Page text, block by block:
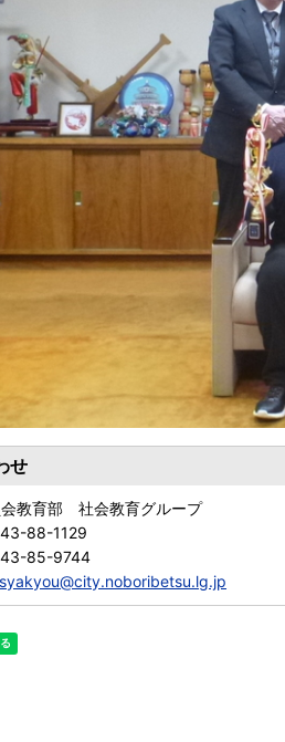
せ
教育部 社会教育グループ
88-1129
85-9744
syakyou@city.noboribetsu.lg.jp